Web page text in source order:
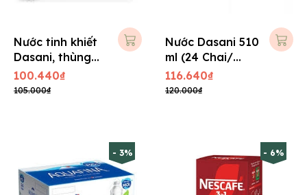
Nước tinh khiết
Dasani, thùng
24 chai, 350ml
100.440₫
105.000₫
Nước Dasani 510
ml (24 Chai/
Thùng)
116.640₫
120.000₫
- 3% - 6%